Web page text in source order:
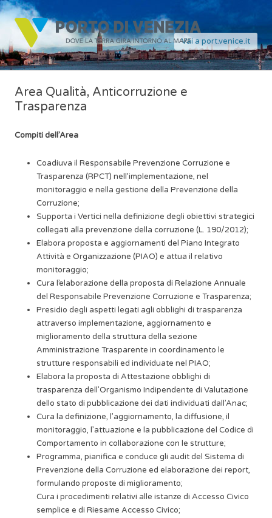
Vai a port.venice.it
Area Qualità, Anticorruzione e
Trasparenza
Compiti dell’Area
Coadiuva il Responsabile Prevenzione Corruzione e
Trasparenza (RPCT) nell’implementazione, nel
monitoraggio e nella gestione della Prevenzione della
Corruzione;
Supporta i Vertici nella definizione degli obiettivi strategici
collegati alla prevenzione della corruzione (L. 190/2012);
Elabora proposta e aggiornamenti del Piano Integrato
Attività e Organizzazione (PIAO) e attua il relativo
monitoraggio;
Cura l’elaborazione della proposta di Relazione Annuale
del Responsabile Prevenzione Corruzione e Trasparenza;
Presidio degli aspetti legati agli obblighi di trasparenza
attraverso implementazione, aggiornamento e
miglioramento della struttura della sezione
Amministrazione Trasparente in coordinamento le
strutture responsabili ed individuate nel PIAO;
Elabora la proposta di Attestazione obblighi di
trasparenza dell’Organismo Indipendente di Valutazione
dello stato di pubblicazione dei dati individuati dall’Anac;
Cura la definizione, l’aggiornamento, la diffusione, il
monitoraggio, l’attuazione e la pubblicazione del Codice di
Comportamento in collaborazione con le strutture;
Programma, pianifica e conduce gli audit del Sistema di
Prevenzione della Corruzione ed elaborazione dei report,
formulando proposte di miglioramento;
Cura i procedimenti relativi alle istanze di Accesso Civico
semplice e di Riesame Accesso Civico;